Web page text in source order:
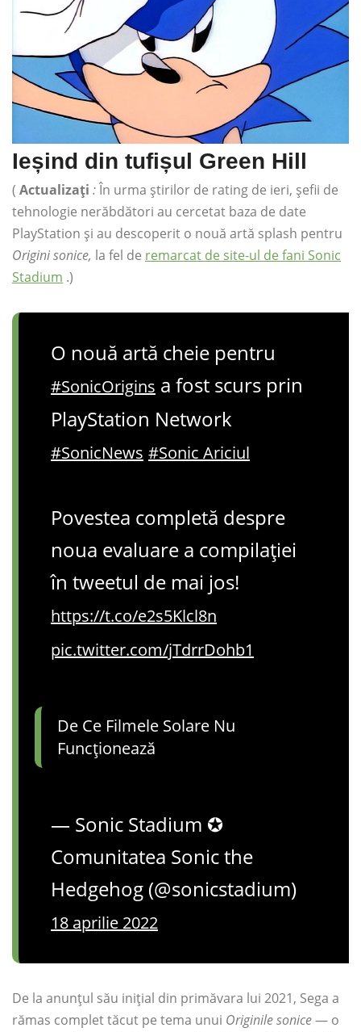
Ieșind din tufișul Green Hill
( Actualizați :În urma știrilor de rating de ieri, șefii de
tehnologie nerăbdători au cercetat baza de date
PlayStation și au descoperit o nouă artă splash pentru
Origini sonice, la fel de remarcat de site-ul de fani Sonic
Stadium .)
O nouă artă cheie pentru
#SonicOrigins a fost scurs prin
PlayStation Network
#SonicNews #Sonic Ariciul
Povestea completă despre
noua evaluare a compilației
în tweetul de mai jos!
https://t.co/e2s5Klcl8n
pic.twitter.com/jTdrrDohb1
De Ce Filmele Solare Nu
Funcționează
— Sonic Stadium ✪
Comunitatea Sonic the
Hedgehog (@sonicstadium)
18 aprilie 2022
De la anunțul său inițial din primăvara lui 2021, Sega a
rămas complet tăcut pe tema unui Originile sonice— o